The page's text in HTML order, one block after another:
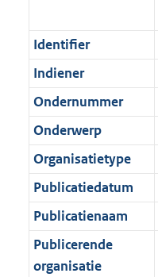
Identifier
Indiener
Ondernummer
Onderwerp
Organisatietype
Publicatiedatum
Publicatienaam
Publicerende
organisatie